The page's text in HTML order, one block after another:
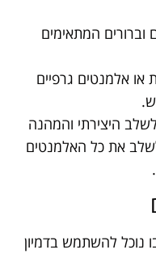
וברורים המתאימים
או אלמנטים גרפיים
היצירתי והמהנה
את כל האלמנטים
נוכל להשתמש בדמיון